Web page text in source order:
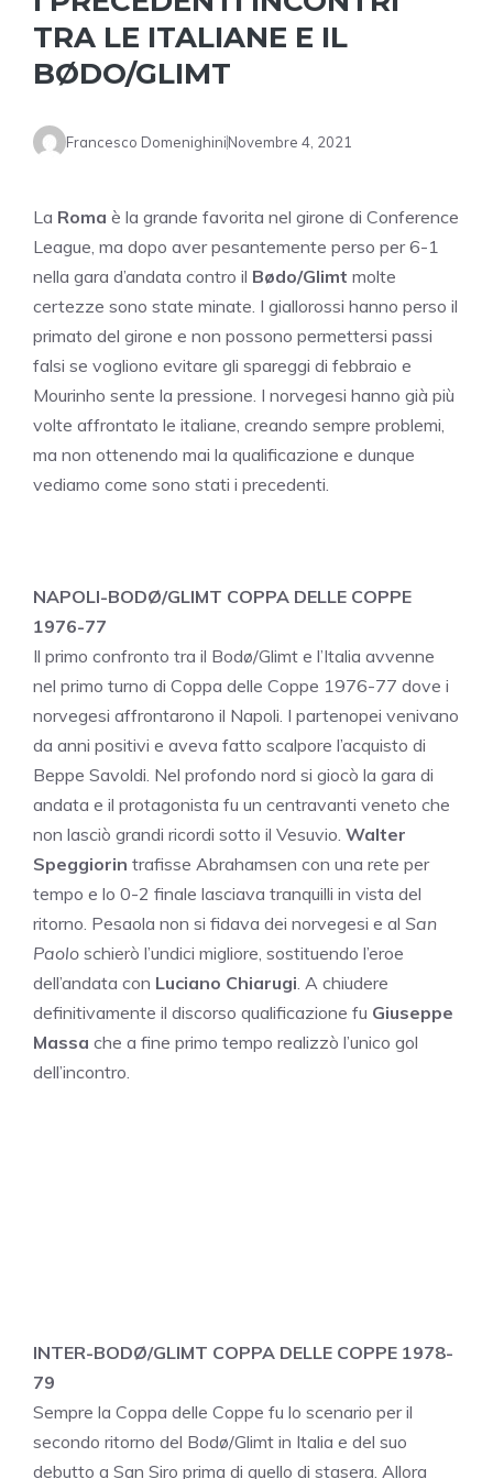
TRA LE ITALIANE E IL
BØDO/GLIMT
Francesco DomenighiniNovembre 4, 2021
La Roma è la grande favorita nel girone di Conference
League, ma dopo aver pesantemente perso per 6-1
nella gara d’andata contro il Bødo/Glimt molte
certezze sono state minate. I giallorossi hanno perso il
primato del girone e non possono permettersi passi
falsi se vogliono evitare gli spareggi di febbraio e
Mourinho sente la pressione. I norvegesi hanno già più
volte affrontato le italiane, creando sempre problemi,
ma non ottenendo mai la qualificazione e dunque
vediamo come sono stati i precedenti.
NAPOLI-BODØ/GLIMT COPPA DELLE COPPE
1976-77
Il primo confronto tra il Bodø/Glimt e l’Italia avvenne
nel primo turno di Coppa delle Coppe 1976-77 dove i
norvegesi affrontarono il Napoli. I partenopei venivano
da anni positivi e aveva fatto scalpore l’acquisto di
Beppe Savoldi. Nel profondo nord si giocò la gara di
andata e il protagonista fu un centravanti veneto che
non lasciò grandi ricordi sotto il Vesuvio. Walter
Speggiorin trafisse Abrahamsen con una rete per
tempo e lo 0-2 finale lasciava tranquilli in vista del
ritorno. Pesaola non si fidava dei norvegesi e al San
Paolo schierò l’undici migliore, sostituendo l’eroe
dell’andata con Luciano Chiarugi. A chiudere
definitivamente il discorso qualificazione fu Giuseppe
Massa che a fine primo tempo realizzò l’unico gol
dell’incontro.
INTER-BODØ/GLIMT COPPA DELLE COPPE 1978-
79
Sempre la Coppa delle Coppe fu lo scenario per il
secondo ritorno del Bodø/Glimt in Italia e del suo
debutto a San Siro prima di quello di stasera. Allora